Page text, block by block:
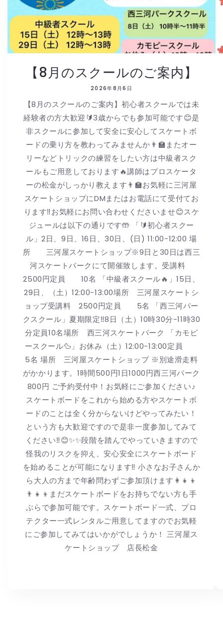
【8月のスクールのご案内】
2026年8月6日
【8月のスクールのご案内】初心者スクールでは未
経験者の方大歓迎🔰3歳からでも参加可能です😊是
非スクールに参加して安全に安心してスケートボ
ードの乗り方を教わってみませんか👨🏫またオー
リーなどトリックの練習をしたい方は中級者スク
ールもご用意しております🔥講師はプロスケータ
ーの松金がしっかり教えます👨🏫お気軽に三河屋
スケートショップにDMまたはお電話にて受付てお
ります‼️お気軽にお問い合わせくださいませ😊スケ
ジュールは以下の通りです🤲 「🔰初心者スクー
ル」2日、9日、16日、30日、(日) 11:00-12:00 場
所 三河屋スケートショップ※9日と30日は西三
河スケートパークにて開催致します。受講料
2500円定員 10名 「中級者スクール🔥」15日、
29日、（土）12:00-13:00場所 三河屋スケートシ
ョップ受講料 2500円定員 5名 「西三河パー
クスクール」夏期限定‼️8日（土）10時30分-11時30
分定員10名場所 西三河スケートパーク 「カモピ
ースクール🦆」お休み（土）12:00-13:00定員
5名 場所 三河屋スケートショップ ※別途滑走料
がかかります。1時間500円1日1000円西三河パーク
800円 ご予約受付中！お気軽にご参加ください♪
スケートボードをこれから始める方やスケートボ
ードのことは全く分からないけどやってみたい！
という方も大歓迎ですので是非一度参加してみて
ください‼︎😊✨✨段階を踏んでやっていきますので
怪我のリスクを抑え、安心安全にスケートボード
を始めることが可能になります‼︎ 小さなお子さんか
ら大人の方まで年齢問わずご参加頂けます👩👧👦
👨👧👦まだスケートボードをお持ちでない方も手
ぶらで参加可能です。スケートボード一式、プロ
テクター一式レンタルご用意してますのでお気軽
にご参加してみてはいかがでしょうか！ 三河屋ス
ケートショップ 店長松金